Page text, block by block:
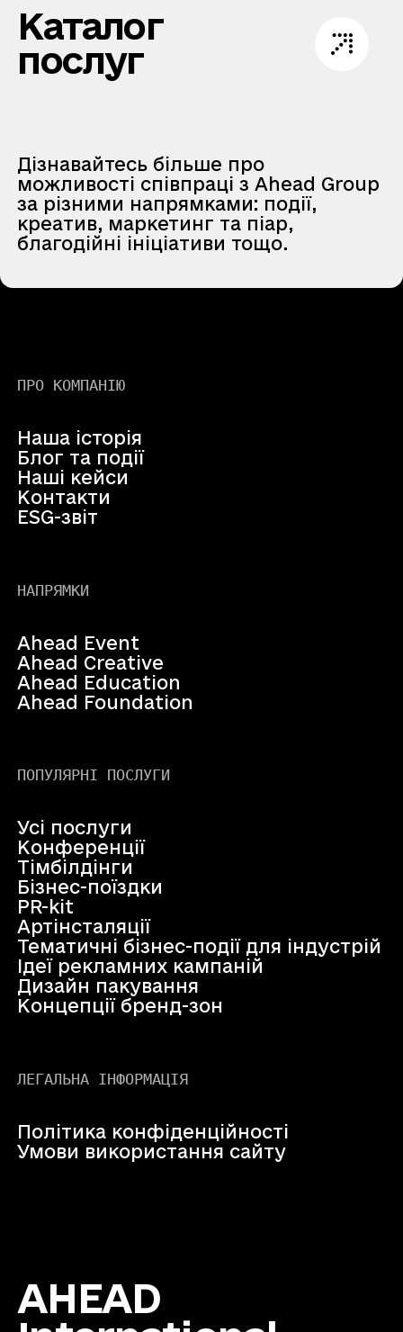
Каталог
послуг
Дізнавайтесь більше про
можливості співпраці з Ahead Group
за різними напрямками: події,
креатив, маркетинг та піар,
благодійні ініціативи тощо.
ПРО КОМПАНІЮ
Наша історія
Блог та події
Наші кейси
Контакти
ESG-звіт
НАПРЯМКИ
Ahead Event
Ahead Creative
Ahead Education
Ahead Foundation
ПОПУЛЯРНІ ПОСЛУГИ
Усі послуги
Конференції
Тімбілдінги
Бізнес-поїздки
PR-kit
Артінсталяції
Тематичні бізнес-події для індустрій
Ідеї рекламних кампаній
Дизайн пакування
Концепції бренд-зон
ЛЕГАЛЬНА ІНФОРМАЦІЯ
Політика конфіденційності
Умови використання сайту
AHEAD